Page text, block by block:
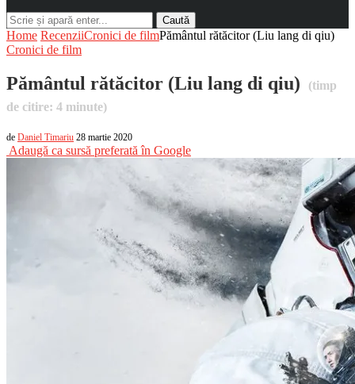
Caută
Home RecenziiCronici de filmPământul rătăcitor (Liu lang di qiu)
Cronici de film
Pământul rătăcitor (Liu lang di qiu)
(timp
de citire: 4 minute)
de Daniel Timariu 28 martie 2020
Adaugă ca sursă preferată în Google